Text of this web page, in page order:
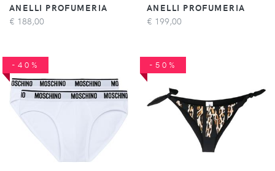
ANELLI PROFUMERIA
€ 188,00
ANELLI PROFUMERIA
€ 199,00
-40% -50%